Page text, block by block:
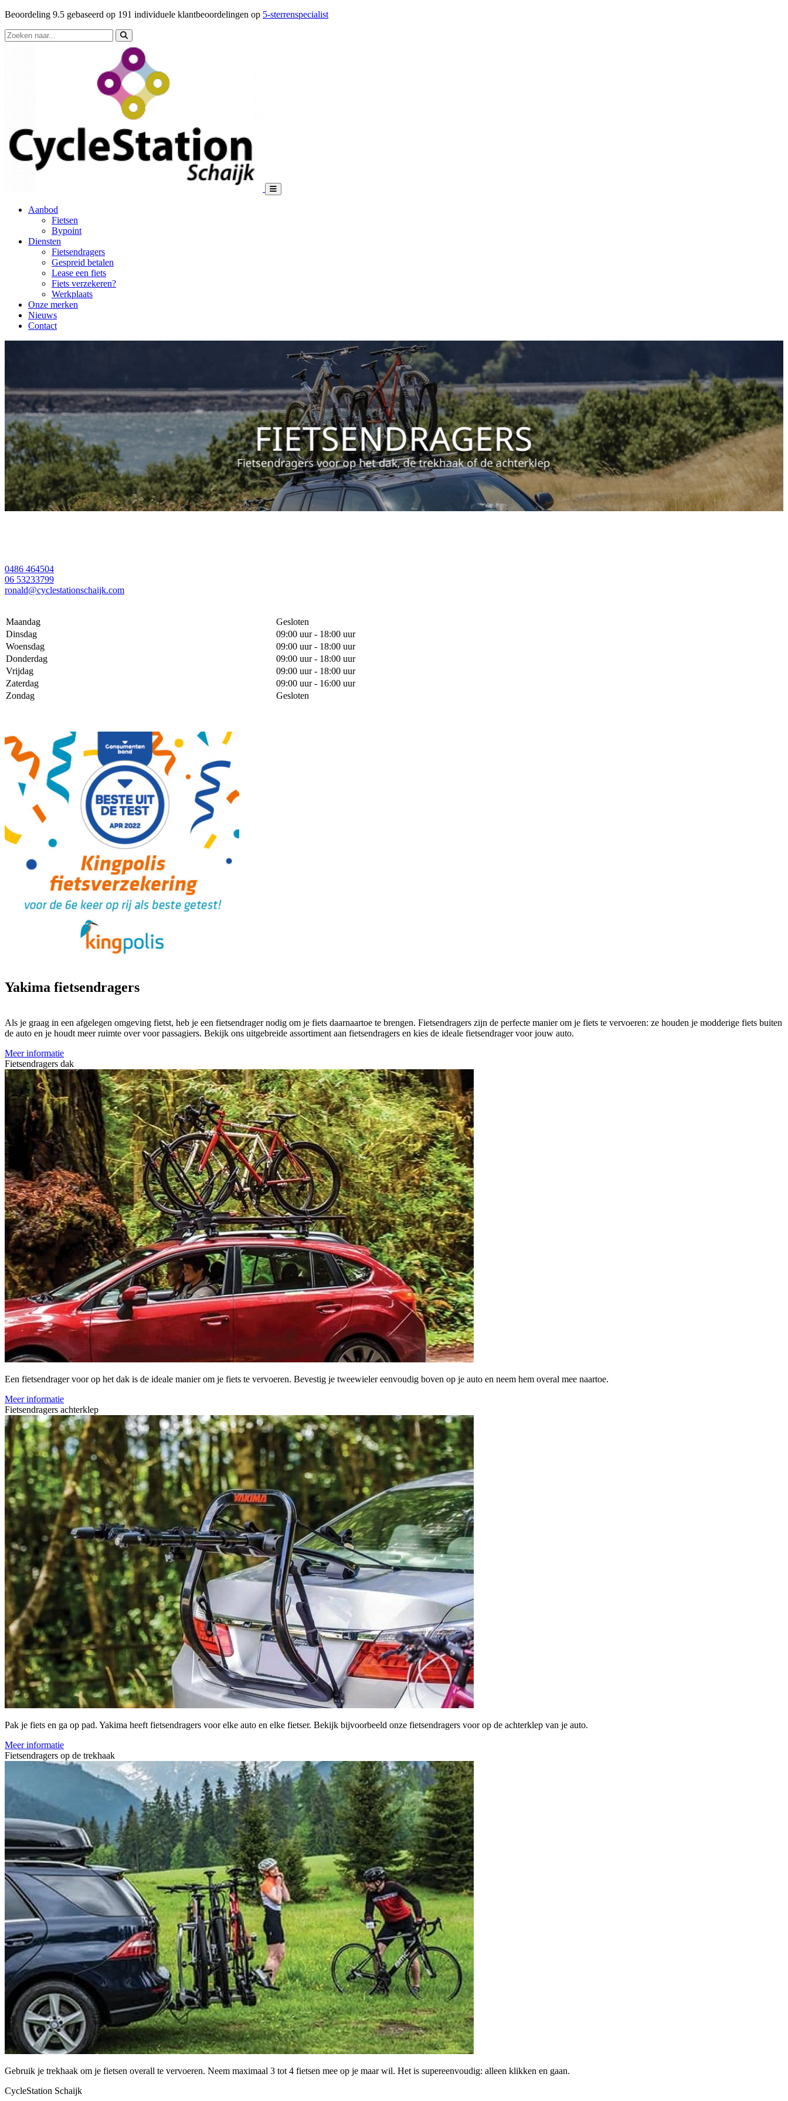
Beoordeling 9.5 gebaseerd op 191 individuele klantbeoordelingen op 5-sterrenspecialist
Aanbod
Fietsen
Bypoint
Diensten
Fietsendragers
Gespreid betalen
Lease een fiets
Fiets verzekeren?
Werkplaats
Onze merken
Nieuws
Contact
0486 464504
06 53233799
ronald@cyclestationschaijk.com
Maandag
Gesloten
Dinsdag
09:00 uur - 18:00 uur
Woensdag
09:00 uur - 18:00 uur
Donderdag
09:00 uur - 18:00 uur
Vrijdag
09:00 uur - 18:00 uur
Zaterdag
09:00 uur - 16:00 uur
Zondag
Gesloten
Yakima fietsendragers
Als je graag in een afgelegen omgeving fietst, heb je een fietsendrager nodig om je fiets daarnaartoe te brengen. Fietsendragers zijn de perfecte manier om je fiets te vervoeren: ze houden je modderige fiets buiten
de auto en je houdt meer ruimte over voor passagiers. Bekijk ons uitgebreide assortiment aan fietsendragers en kies de ideale fietsendrager voor jouw auto.
Meer informatie
Fietsendragers dak
Een fietsendrager voor op het dak is de ideale manier om je fiets te vervoeren. Bevestig je tweewieler eenvoudig boven op je auto en neem hem overal mee naartoe.
Meer informatie
Fietsendragers achterklep
Pak je fiets en ga op pad. Yakima heeft fietsendragers voor elke auto en elke fietser. Bekijk bijvoorbeeld onze fietsendragers voor op de achterklep van je auto.
Meer informatie
Fietsendragers op de trekhaak
Gebruik je trekhaak om je fietsen overall te vervoeren. Neem maximaal 3 tot 4 fietsen mee op je maar wil. Het is supereenvoudig: alleen klikken en gaan.
CycleStation Schaijk